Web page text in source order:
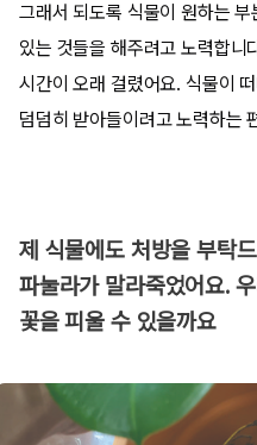
그래서 되도록 식물이 원하는
있는 것들을 해주려고 노력합니
시간이 오래 걸렸어요. 식물이
덤덤히 받아들이려고 노력하는
제 식물에도 처방을 부탁
파눌라가 말라죽었어요.
꽃을 피울 수 있을까요